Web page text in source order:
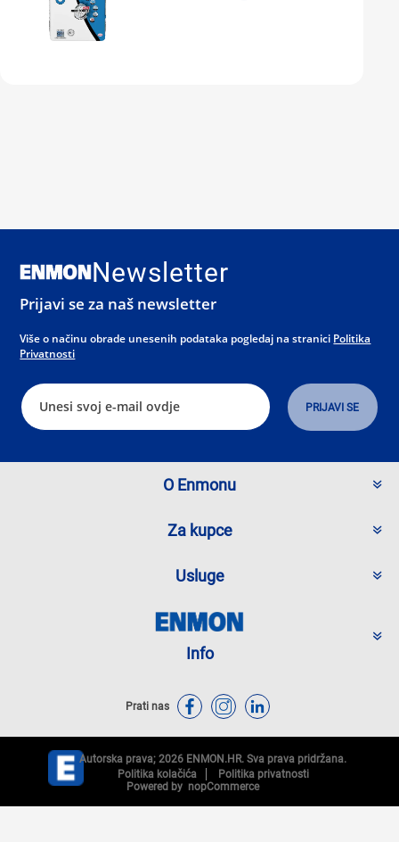
Newsletter
Prijavi se za naš newsletter
Više o načinu obrade unesenih podataka pogledaj na stranici Politika
Privatnosti
O Enmonu
Za kupce
Usluge
Info
Prati nas
Autorska prava; 2026 ENMON.HR. Sva prava pridržana.
Politika kolačića
Politika privatnosti
Powered by nopCommerce